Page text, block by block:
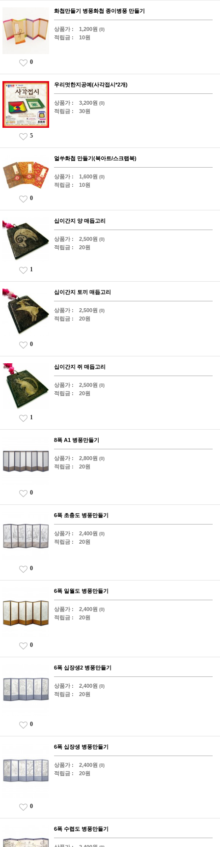
화첩만들기 병풍화첩 종이병풍 만들기
상품가 : 1,200원 (0)
적립금 : 10원
0
우리멋한지공예(사각접시*2개)
상품가 : 3,200원 (0)
적립금 : 30원
5
얼쑤화첩 만들기(북아트/스크랩북)
상품가 : 1,600원 (0)
적립금 : 10원
0
십이간지 양 매듭고리
상품가 : 2,500원 (0)
적립금 : 20원
1
십이간지 토끼 매듭고리
상품가 : 2,500원 (0)
적립금 : 20원
0
십이간지 쥐 매듭고리
상품가 : 2,500원 (0)
적립금 : 20원
1
8폭 A1 병풍만들기
상품가 : 2,800원 (0)
적립금 : 20원
0
6폭 초충도 병풍만들기
상품가 : 2,400원 (0)
적립금 : 20원
0
6폭 일월도 병풍만들기
상품가 : 2,400원 (0)
적립금 : 20원
0
6폭 십장생2 병풍만들기
상품가 : 2,400원 (0)
적립금 : 20원
0
6폭 십장생 병풍만들기
상품가 : 2,400원 (0)
적립금 : 20원
0
6폭 수렵도 병풍만들기